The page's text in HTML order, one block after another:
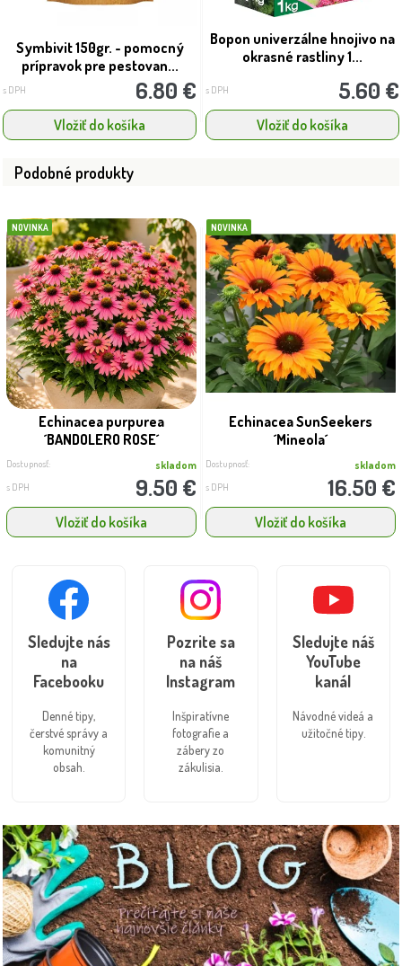
Symbivit 150gr. - pomocný
prípravok pre pestovan...
s DPH 6.80 €
Vložiť do košíka
Bopon univerzálne hnojivo na
okrasné rastliny 1...
s DPH 5.60 €
Vložiť do košíka
Podobné produkty
NOVINKA
Echinacea purpurea
´BANDOLERO ROSE´
Dostupnosť: skladom
s DPH 9.50 €
Vložiť do košíka
NOVINKA
Echinacea SunSeekers
´Mineola´
Dostupnosť: skladom
s DPH 16.50 €
Vložiť do košíka
Sledujte nás
na
Facebooku
Denné tipy,
čerstvé správy a
komunitný
obsah.
Pozrite sa
na náš
Instagram
Inšpiratívne
fotografie a
zábery zo
zákulisia.
Sledujte náš
YouTube
kanál
Návodné videá a
užitočné tipy.